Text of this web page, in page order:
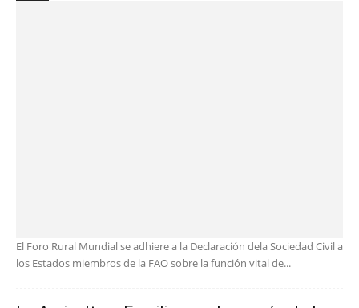
El Foro Rural Mundial se adhiere a la Declaración dela Sociedad Civil a
los Estados miembros de la FAO sobre la función vital de...